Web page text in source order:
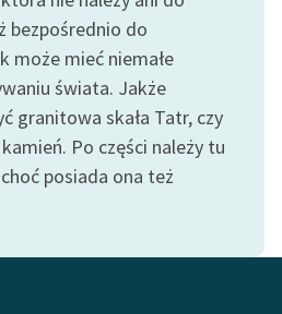
bezpośrednio do
może mieć niemałe
świata. Jakże
granitowa skała Tatr, czy
Po części należy tu
posiada ona też